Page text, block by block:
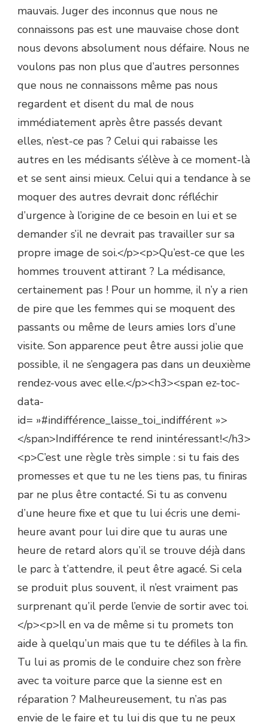
mauvais. Juger des inconnus que nous ne
connaissons pas est une mauvaise chose dont
nous devons absolument nous défaire. Nous ne
voulons pas non plus que d’autres personnes
que nous ne connaissons même pas nous
regardent et disent du mal de nous
immédiatement après être passés devant
elles, n’est-ce pas ? Celui qui rabaisse les
autres en les médisants s’élève à ce moment-là
et se sent ainsi mieux. Celui qui a tendance à se
moquer des autres devrait donc réfléchir
d’urgence à l’origine de ce besoin en lui et se
demander s’il ne devrait pas travailler sur sa
propre image de soi.</p><p>Qu’est-ce que les
hommes trouvent attirant ? La médisance,
certainement pas ! Pour un homme, il n’y a rien
de pire que les femmes qui se moquent des
passants ou même de leurs amies lors d’une
visite. Son apparence peut être aussi jolie que
possible, il ne s’engagera pas dans un deuxième
rendez-vous avec elle.</p><h3><span ez-toc-
data-
id= »#indifférence_laisse_toi_indifférent »>
</span>Indifférence te rend inintéressant!</h3>
<p>C’est une règle très simple : si tu fais des
promesses et que tu ne les tiens pas, tu finiras
par ne plus être contacté. Si tu as convenu
d’une heure fixe et que tu lui écris une demi-
heure avant pour lui dire que tu auras une
heure de retard alors qu’il se trouve déjà dans
le parc à t’attendre, il peut être agacé. Si cela
se produit plus souvent, il n’est vraiment pas
surprenant qu’il perde l’envie de sortir avec toi.
</p><p>Il en va de même si tu promets ton
aide à quelqu’un mais que tu te défiles à la fin.
Tu lui as promis de le conduire chez son frère
avec ta voiture parce que la sienne est en
réparation ? Malheureusement, tu n’as pas
envie de le faire et tu lui dis que tu ne peux